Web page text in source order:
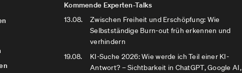
Kommende Experten-Talks
13.08.
Zwischen Freiheit und Erschöpfung: Wie
Selbstständige Burn-out früh erkennen und
verhindern
19.08.
KI-Suche 2026: Wie werde ich Teil einer KI-
Antwort? – Sichtbarkeit in ChatGPT, Google AI,